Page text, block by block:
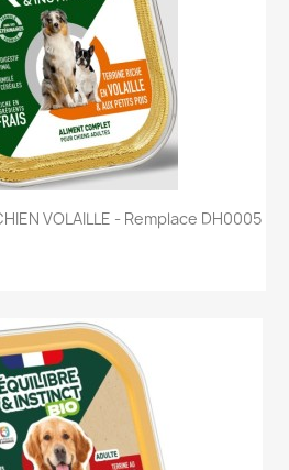
VOLAILLE - Remplace DH0005